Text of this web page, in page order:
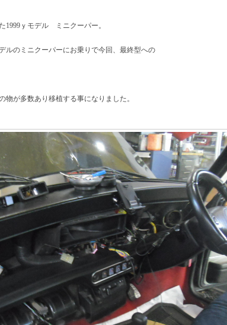
1999ｙモデル ミニクーパー。
ルのミニクーパーにお乗りで今回、最終型への
物が多数あり移植する事になりました。